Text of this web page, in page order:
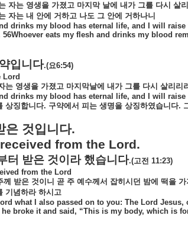
자는 영생을 가졌고 마지막 날에 내가 그를 다시 살
자는 내 안에 거하고 나도 그 안에
거하나니
drinks my blood has eternal life, and I will
eats my flesh and drinks my blood
입니다.(요6:54)
Lord
는 영생을 가졌고 마지막날에 내가 그를 다시 살리리
drinks my blood has eternal life, and I will
상징합니다. 구약에서 피는 생명을 상징하였습니다.
은 것입니다.
from the Lord.
터 받은 것이라 했습니다.(고전 11:23)
from the Lord
께 받은 것이니 곧 주 예수께서 잡히시던 밤에 떡을 가
기념하라 하시고
what I also passed on to you: The Lord Jesus,
broke it and said, “This is my body, which is